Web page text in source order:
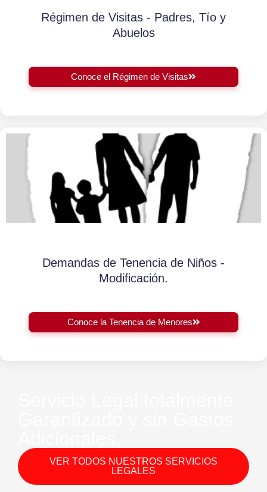
Régimen de Visitas - Padres, Tío y
Abuelos
Conoce el Régimen de Visitas
Demandas de Tenencia de Niños -
Modificación.
Conoce la Tenencia de Menores
VER TODOS NUESTROS SERVICIOS
LEGALES